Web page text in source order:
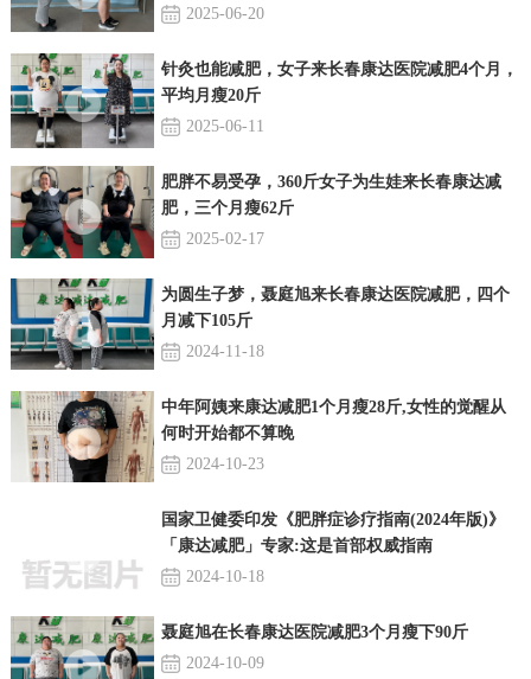
2025-06-20
针灸也能减肥，女子来长春康达医院减肥4个月，
平均月瘦20斤
2025-06-11
肥胖不易受孕，360斤女子为生娃来长春康达减
肥，三个月瘦62斤
2025-02-17
为圆生子梦，聂庭旭来长春康达医院减肥，四个
月减下105斤
2024-11-18
中年阿姨来康达减肥1个月瘦28斤,女性的觉醒从
何时开始都不算晚
2024-10-23
国家卫健委印发《肥胖症诊疗指南(2024年版)》
「康达减肥」专家:这是首部权威指南
2024-10-18
聂庭旭在长春康达医院减肥3个月瘦下90斤
2024-10-09